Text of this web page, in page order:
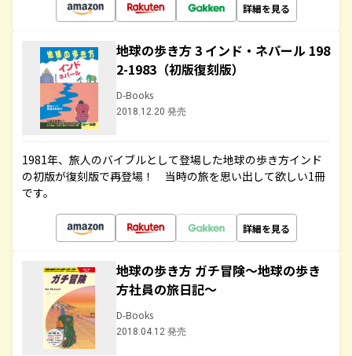
詳細を見る
地球の歩き方 3 インド・ネパール 198
2-1983（初版復刻版）
D-Books
2018.12.20 発売
1981年、旅人のバイブルとして登場した地球の歩き方インド
の初版が復刻版で再登場！ 当時の旅を思い出して欲しい1冊
です。
詳細を見る
地球の歩き方 ガチ冒険～地球の歩き
方社員の旅日記～
D-Books
2018.04.12 発売